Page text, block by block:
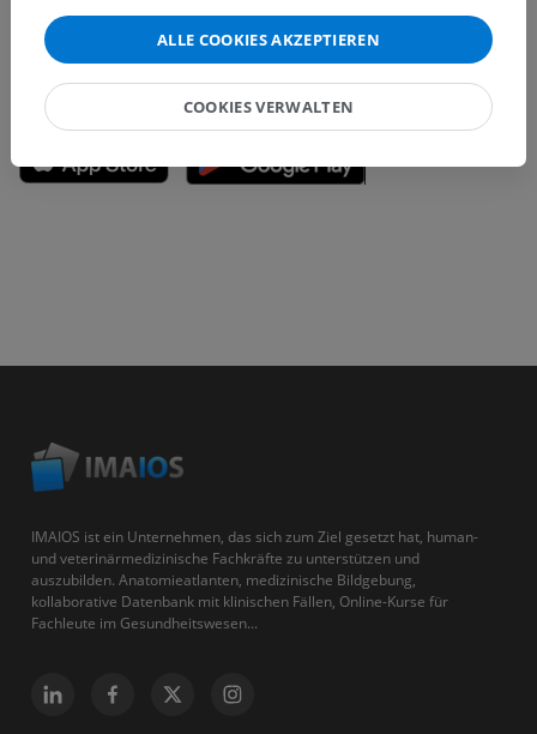
HOLE SIE SICH DIE APP
IMAIOS ist ein Unternehmen, das sich zum Ziel gesetzt hat, human-
und veterinärmedizinische Fachkräfte zu unterstützen und
auszubilden. Anatomieatlanten, medizinische Bildgebung,
kollaborative Datenbank mit klinischen Fällen, Online-Kurse für
Fachleute im Gesundheitswesen...
ALLE COOKIES AKZEPTIEREN
COOKIES VERWALTEN